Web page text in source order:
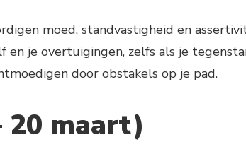
moed, standvastigheid en
en je overtuigingen, zelfs als je
door obstakels op je pad.
20 maart)